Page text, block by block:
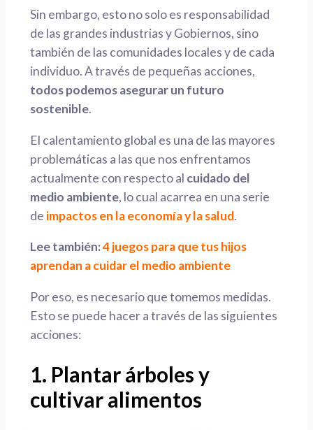
Sin embargo, esto no solo es responsabilidad
de las grandes industrias y Gobiernos, sino
también de las comunidades locales y de cada
individuo.A través de pequeñas acciones,
todos podemos asegurar un futuro
sostenible.
El calentamiento global es una de las mayores
problemáticas a las que nos enfrentamos
actualmente con respecto al cuidado del
medio ambiente, lo cual acarrea en una serie
de impactos en la economía y la salud.
Lee también:4 juegos para que tus hijos
aprendan a cuidar el medio ambiente
Por eso, es necesario que tomemos medidas.
Esto se puede hacer a través de las siguientes
acciones:
1. Plantar árboles y
cultivar alimentos